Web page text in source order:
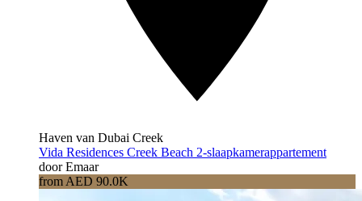
Haven van Dubai Creek
Vida Residences Creek Beach 2-slaapkamerappartement
door Emaar
from AED 90.0K